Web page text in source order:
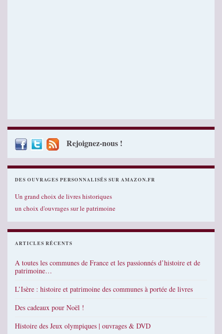
Rejoignez-nous !
DES OUVRAGES PERSONNALISÉS SUR AMAZON.FR
Un grand choix de livres historiques
un choix d'ouvrages sur le patrimoine
ARTICLES RÉCENTS
A toutes les communes de France et les passionnés d’histoire et de
patrimoine…
L’Isère : histoire et patrimoine des communes à portée de livres
Des cadeaux pour Noël !
Histoire des Jeux olympiques | ouvrages & DVD